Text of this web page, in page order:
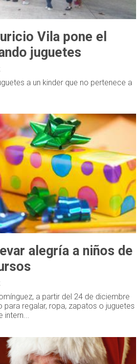
Vila pone el
juguetes
a un kinder que no pertenece a
alegría a niños de
a partir del 24 de diciembre
para regalar, ropa, zapatos o juguetes
intern...